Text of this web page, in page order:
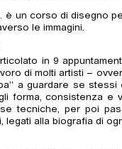
è un corso di disegno
le immagini.
in 9
di molti artisti –
a guardare se
forma, consistenza e
tecniche, per poi
legati alla biografia di